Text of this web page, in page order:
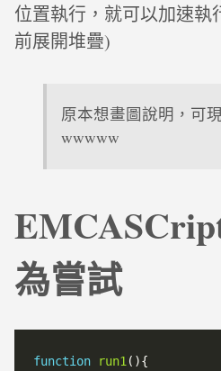
位置執行，就可以加速執
前展開堆疊)
原本想畫圖說明，可
wwwww
為嘗試
function run1(){